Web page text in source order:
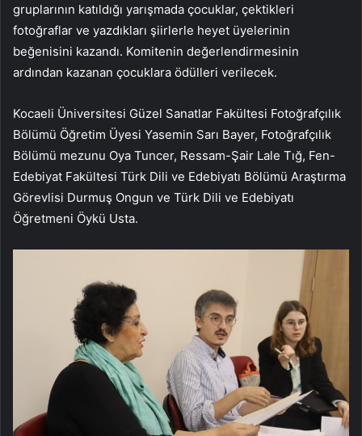
gruplarının katıldığı yarışmada çocuklar, çektikleri
fotoğraflar ve yazdıkları şiirlerle heyet üyelerinin
beğenisini kazandı. Komitenin değerlendirmesinin
ardından kazanan çocuklara ödülleri verilecek.
Kocaeli Üniversitesi Güzel Sanatlar Fakültesi Fotoğrafçılık
Bölümü Öğretim Üyesi Yasemin Sarı Bayer, Fotoğrafçılık
Bölümü mezunu Oya Tuncer, Ressam-Şair Lale Tığ, Fen-
Edebiyat Fakültesi Türk Dili ve Edebiyatı Bölümü Araştırma
Görevlisi Durmuş Ongun ve Türk Dili ve Edebiyatı
Öğretmeni Öykü Usta.